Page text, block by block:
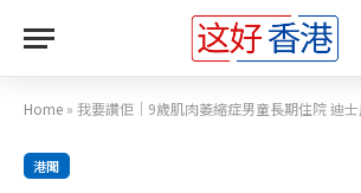
Home » 我要讚佢｜9歲肌肉萎縮症男童長期住院 迪士尼辦
港聞